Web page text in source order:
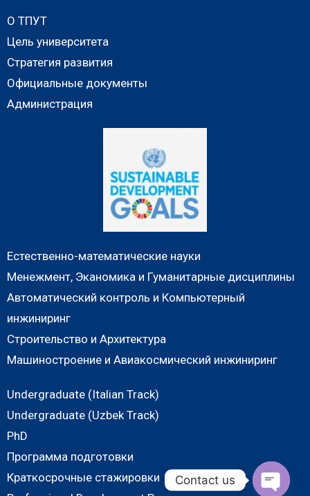
О ТПУТ
Цель университета
Стратегия развития
Официальные документы
Администрация
Естественно-математические науки
Менежмент, Эканомика и Гуманитарные дисциплины
Автоматический контроль и Компьютерный
инжиниринг
Строительство и Архитектура
Машиностроение и Авиакосмический инжиниринг
Undergraduate (Italian Track)
Undergraduate (Uzbek Track)
PhD
Программа подготовки
Краткосрочные стажировки
Contact us